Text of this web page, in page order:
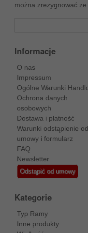
można zrezygnować
Informacje
O nas
Impressum
Ogólne Warunki
Ochrona danych
osobowych
Dostawa i platność
Warunki odstąpienie od
umowy i formularz
FAQ
Newsletter
Odstąpić od umowy
Kategorie
Typ Ramy
Inne produkty